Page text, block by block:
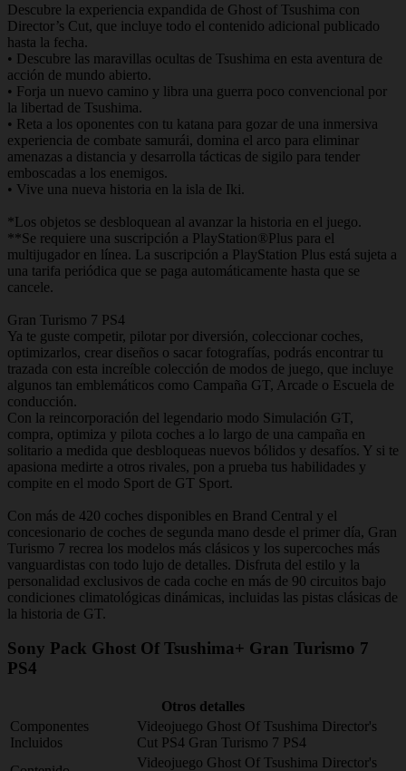
Descubre la experiencia expandida de Ghost of Tsushima con
Director’s Cut, que incluye todo el contenido adicional publicado
hasta la fecha.
• Descubre las maravillas ocultas de Tsushima en esta aventura de
acción de mundo abierto.
• Forja un nuevo camino y libra una guerra poco convencional por
la libertad de Tsushima.
• Reta a los oponentes con tu katana para gozar de una inmersiva
experiencia de combate samurái, domina el arco para eliminar
amenazas a distancia y desarrolla tácticas de sigilo para tender
emboscadas a los enemigos.
• Vive una nueva historia en la isla de Iki.
*Los objetos se desbloquean al avanzar la historia en el juego.
**Se requiere una suscripción a PlayStation®Plus para el
multijugador en línea. La suscripción a PlayStation Plus está sujeta a
una tarifa periódica que se paga automáticamente hasta que se
cancele.
Gran Turismo 7 PS4
Ya te guste competir, pilotar por diversión, coleccionar coches,
optimizarlos, crear diseños o sacar fotografías, podrás encontrar tu
trazada con esta increíble colección de modos de juego, que incluye
algunos tan emblemáticos como Campaña GT, Arcade o Escuela de
conducción.
Con la reincorporación del legendario modo Simulación GT,
compra, optimiza y pilota coches a lo largo de una campaña en
solitario a medida que desbloqueas nuevos bólidos y desafíos. Y si te
apasiona medirte a otros rivales, pon a prueba tus habilidades y
compite en el modo Sport de GT Sport.
Con más de 420 coches disponibles en Brand Central y el
concesionario de coches de segunda mano desde el primer día, Gran
Turismo 7 recrea los modelos más clásicos y los supercoches más
vanguardistas con todo lujo de detalles. Disfruta del estilo y la
personalidad exclusivos de cada coche en más de 90 circuitos bajo
condiciones climatológicas dinámicas, incluidas las pistas clásicas de
la historia de GT.
Sony Pack Ghost Of Tsushima+ Gran Turismo 7
PS4
Otros detalles
Componentes
Incluidos
Videojuego Ghost Of Tsushima Director's
Cut PS4 Gran Turismo 7 PS4
Videojuego Ghost Of Tsushima Director's